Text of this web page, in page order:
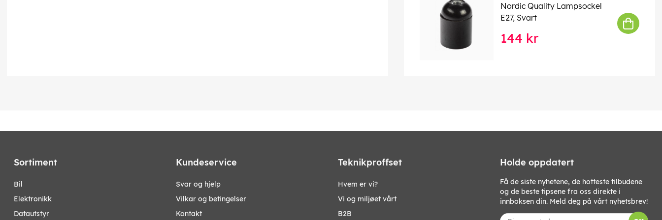
Nordic Quality Lampsockel
E27, Svart
144 kr
Sortiment
bil
elektronikk
datautstyr
Kundeservice
Svar og hjelp
Vilkar og betingelser
Kontakt
Teknikproffset
Hvem er vi?
Vi og miljøet vårt
B2B
Holde oppdatert
Få de siste nyhetene, de hotteste tilbudene
og de beste tipsene fra oss direkte i
innboksen din. Meld deg på vårt nyhetsbrev!